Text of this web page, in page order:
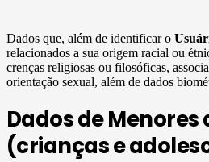
Dados que, além de identificar o
relacionados a sua origem racial ou
crenças religiosas ou filosóficas,
orientação sexual, além de dados
Dados de Menores
(crianças e